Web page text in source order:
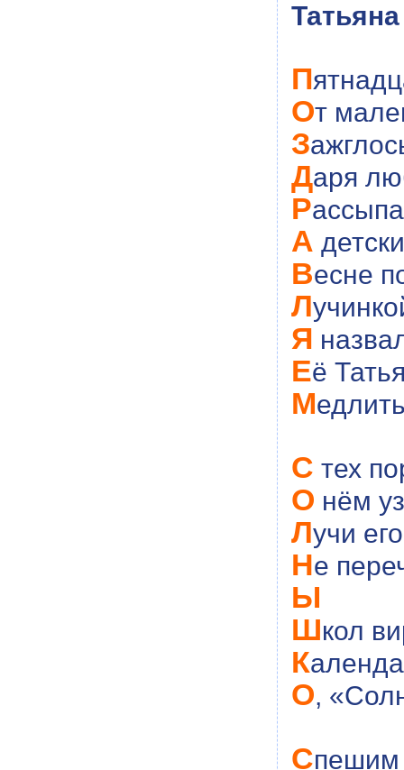
П
От
З
Даря
Р
А
Весне
Л
Я
Её
М
С тех
О нём
Лучи
Не
Ы
Школ
К
О,
Спешим